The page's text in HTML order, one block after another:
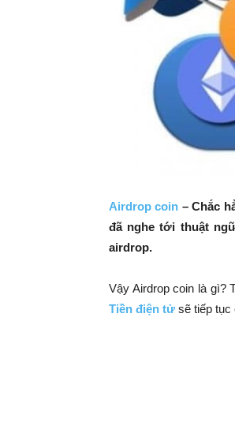
Airdrop coin – Chắc
đã nghe tới thuật
airdrop.
Vậy Airdrop coin là gì?
Tiền điện tử sẽ tiếp tục